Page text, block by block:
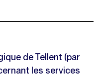
de Tellent (par
les services